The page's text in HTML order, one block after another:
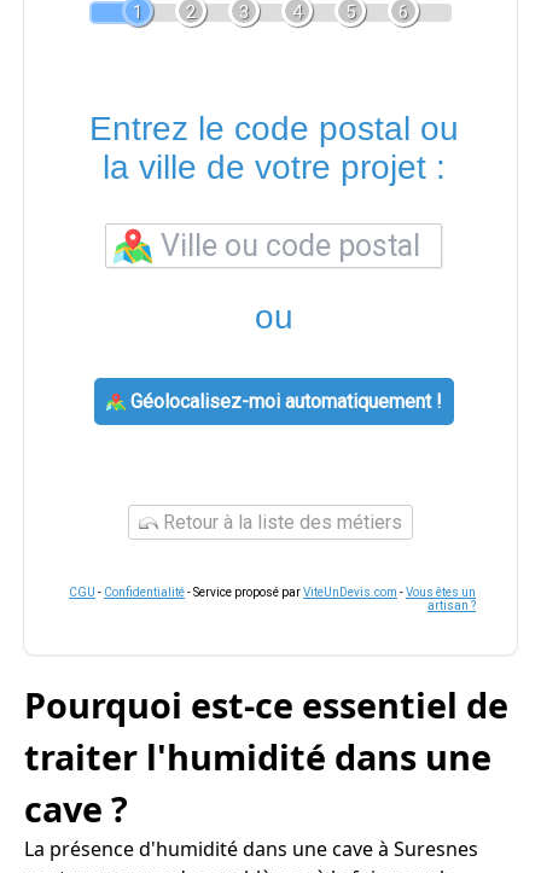
1 2 3 4 5 6
Entrez le code postal ou
la ville de votre projet :
ou
Géolocalisez-moi automatiquement !
Retour à la liste des métiers
CGU - Confidentialité- Service proposé parViteUnDevis.com -Vous êtes un
artisan ?
Pourquoi est-ce essentiel de
traiter l'humidité dans une
cave ?
La présence d'humidité dans une cave à Suresnes